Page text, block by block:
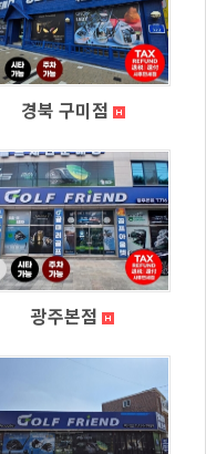
경북 구미점
광주본점